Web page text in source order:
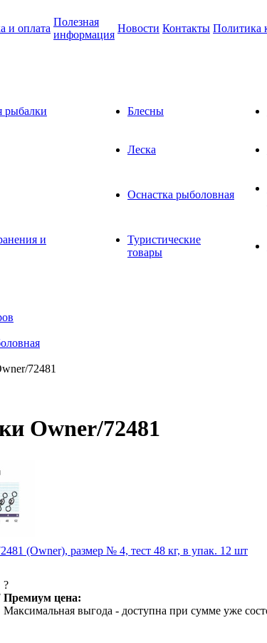
и оплата
Полезная
информация
Новости Контакты Политика
рыбалки Блесны
Леска
Оснастка рыболовная
и
Туристические
товары
72481
Owner/72481
(Owner), размер № 4, тест 48 кг, в упак. 12 шт
?
Премиум цена:
Максимальная выгода - доступна при сумме уже